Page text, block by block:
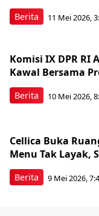
Berita 11 Mei 2026,
Berita
Komisi IX DPR RI
Kawal Bersama
10 Mei 2026,
Berita
Cellica Buka
Menu Tak Layak,
9 Mei 2026,